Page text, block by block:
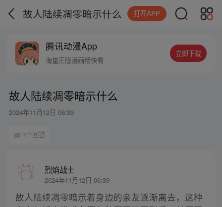
故人陆续凋零暗示什么 打开APP
腾讯动漫App
海量正版漫画畅快看
立即下载
故人陆续凋零暗示什么
2024年11月12日 06:39
1个回答
烈焰战士
2024年11月12日 06:39
故人陆续凋零暗示着身边的亲友逐渐离去，这种